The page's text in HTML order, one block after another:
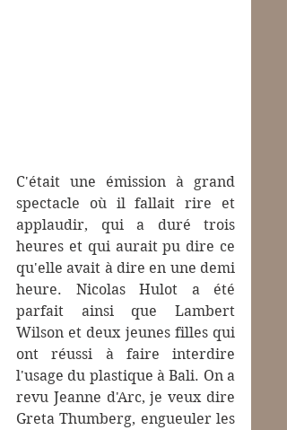
C'était une émission à grand
spectacle où il fallait rire et
applaudir, qui a duré trois
heures et qui aurait pu dire ce
qu'elle avait à dire en une demi
heure. Nicolas Hulot a été
parfait ainsi que Lambert
Wilson et deux jeunes filles qui
ont réussi à faire interdire
l'usage du plastique à Bali. On a
revu Jeanne d'Arc, je veux dire
Greta Thumberg, engueuler les